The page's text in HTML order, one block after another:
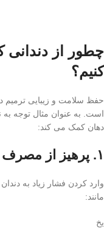
چطور از دندانی
کنیم؟
حفظ سلامت و زیبایی ترمیم
است. به عنوان مثال توجه به
دهان کمک می کند:
۱. پرهیز از مصرف خوراکی های سخت
وارد کردن فشار زیاد به
مانند:
یخ